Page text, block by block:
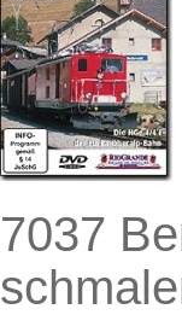
7037